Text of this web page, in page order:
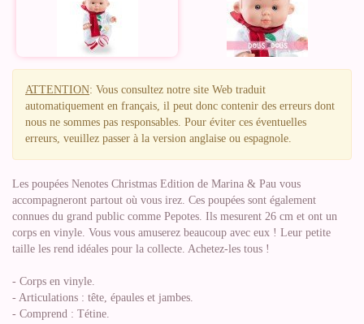
ATTENTION: Vous consultez notre site Web traduit
automatiquement en français, il peut donc contenir des erreurs dont
nous ne sommes pas responsables. Pour éviter ces éventuelles
erreurs, veuillez passer à la version anglaise ou espagnole.
Les poupées Nenotes Christmas Edition de Marina & Pau vous
accompagneront partout où vous irez. Ces poupées sont également
connues du grand public comme Pepotes. Ils mesurent 26 cm et ont un
corps en vinyle. Vous vous amuserez beaucoup avec eux ! Leur petite
taille les rend idéales pour la collecte. Achetez-les tous !
- Corps en vinyle.
- Articulations : tête, épaules et jambes.
- Comprend : Tétine.